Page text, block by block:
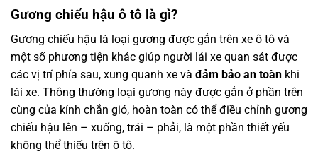
Gương chiếu hậu ô tô là gì?
Gương chiếu hậu là loại gương được gắn trên xe ô tô và
một số phương tiện khác giúp người lái xe quan sát được
các vị trí phía sau, xung quanh xe và đảm bảo an toàn khi
lái xe. Thông thường loại gương này được gắn ở phần trên
cùng của kính chắn gió, hoàn toàn có thể điều chỉnh gương
chiếu hậu lên – xuống, trái – phải, là một phần thiết yếu
không thể thiếu trên ô tô.